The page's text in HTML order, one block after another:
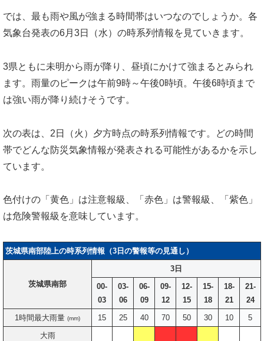
では、最も雨や風が強まる時間帯はいつなのでしょうか。各
気象台発表の6月3日（水）の時系列情報を見ていきます。
3県ともに未明から雨が降り、昼頃にかけて強まるとみられ
ます。雨量のピークは午前9時～午後0時頃。午後6時頃まで
は強い雨が降り続けそうです。
次の表は、2日（火）夕方時点の時系列情報です。どの時間
帯でどんな防災気象情報が発表される可能性があるかを示し
ています。
色付けの「黄色」は注意報級、「赤色」は警報級、「紫色」
は危険警報級を意味しています。
茨城県南部陸上の時系列情報（3日の警報等の見通し）
茨城県南部
3日
00-
03
03-
06
06-
09
09-
12
12-
15
15-
18
18-
21
21-
24
1時間最大雨量 (mm) 15 25 40 70 50 30 10
5
大雨